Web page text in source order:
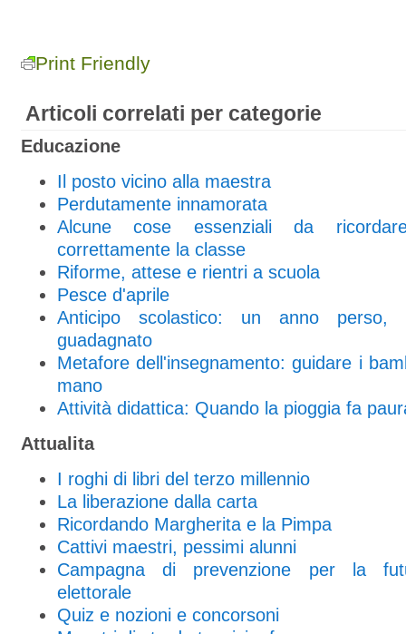
Print Friendly
Articoli correlati per categorie
Educazione
Il posto vicino alla maestra
Perdutamente innamorata
Alcune cose essenziali da
correttamente la classe
Riforme, attese e rientri a scuola
Pesce d'aprile
Anticipo scolastico: un anno
guadagnato
Metafore dell'insegnamento: guidare i
mano
Attività didattica: Quando la pioggia fa
Attualita
I roghi di libri del terzo millennio
La liberazione dalla carta
Ricordando Margherita e la Pimpa
Cattivi maestri, pessimi alunni
Campagna di prevenzione per la
elettorale
Quiz e nozioni e concorsoni